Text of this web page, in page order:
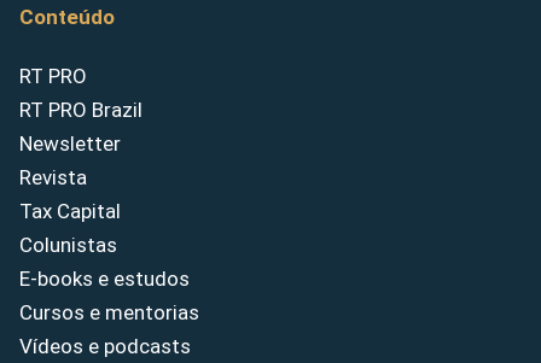
Conteúdo
RT PRO
RT PRO Brazil
Newsletter
Revista
Tax Capital
Colunistas
E-books e estudos
Cursos e mentorias
Vídeos e podcasts